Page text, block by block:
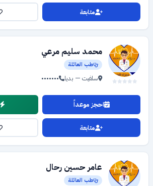
متابعة
محمد سليم مرعي
طب العائلة
سلفيت — بديا •••••••
احجز موعداً
متابعة
عامر حسين رحال
طب العائلة